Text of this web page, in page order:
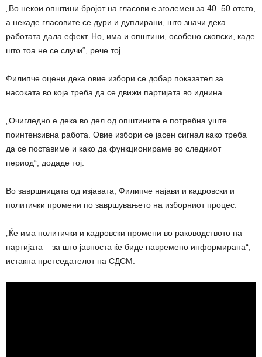
„Во некои општини бројот на гласови е зголемен за 40–50 отсто,
а некаде гласовите се дури и дуплирани, што значи дека
работата дала ефект. Но, има и општини, особено скопски, каде
што тоа не се случи“, рече тој.
Филипче оцени дека овие избори се добар показател за
насоката во која треба да се движи партијата во иднина.
„Очигледно е дека во дел од општините е потребна уште
поинтензивна работа. Овие избори се јасен сигнал како треба
да се поставиме и како да функционираме во следниот
период“, додаде тој.
Во завршницата од изјавата, Филипче најави и кадровски и
политички промени по завршувањето на изборниот процес.
„Ќе има политички и кадровски промени во раководството на
партијата – за што јавноста ќе биде навремено информирана“,
истакна претседателот на СДСМ.